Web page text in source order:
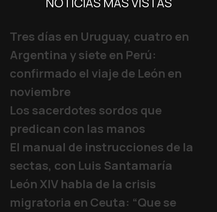
Tres días en Uruguay, cuatro en
Argentina y siete en Perú:
confirmado el viaje de León en
noviembre
Los sacerdotes sordos que
predican con las manos
El manual de instrucciones de la
sectas, con Luis Santamaría
León XIV habla de la crisis
migratoria en Ceuta: “Que se